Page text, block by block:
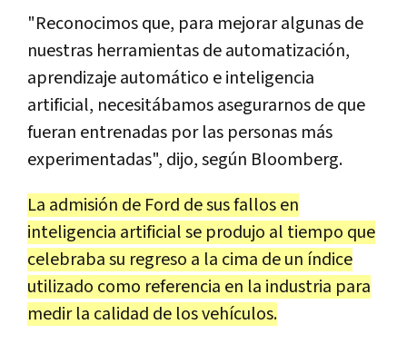
"Reconocimos que, para mejorar algunas de
nuestras herramientas de automatización,
aprendizaje automático e inteligencia
artificial, necesitábamos asegurarnos de que
fueran entrenadas por las personas más
experimentadas", dijo, según Bloomberg.
La admisión de Ford de sus fallos en
inteligencia artificial se produjo al tiempo que
celebraba su regreso a la cima de un índice
utilizado como referencia en la industria para
medir la calidad de los vehículos.